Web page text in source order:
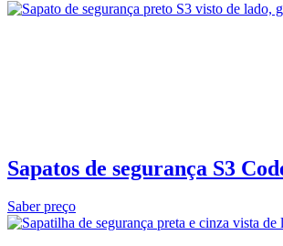
Sapatos de segurança S3
Saber preço